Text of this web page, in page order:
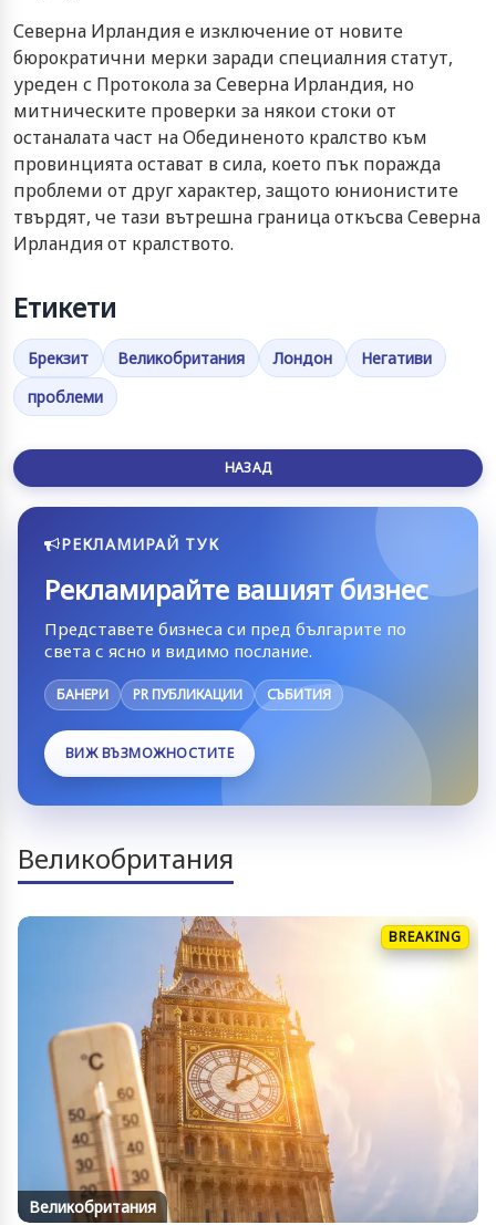
Северна Ирландия е изключение от новите
бюрократични мерки заради специалния статут,
уреден с Протокола за Северна Ирландия, но
митническите проверки за някои стоки от
останалата част на Обединеното кралство към
провинцията остават в сила, което пък поражда
проблеми от друг характер, защото юнионистите
твърдят, че тази вътрешна граница откъсва Северна
Ирландия от кралството.
Етикети
Брекзит Великобритания Лондон
Негативи
проблеми
НАЗАД
РЕКЛАМИРАЙ ТУК
Рекламирайте вашият бизнес
Представете бизнеса си пред българите по
света с ясно и видимо послание.
БАНЕРИ PR ПУБЛИКАЦИИ СЪБИТИЯ
ВИЖ ВЪЗМОЖНОСТИТЕ
Великобритания
BREAKING
Великобритания